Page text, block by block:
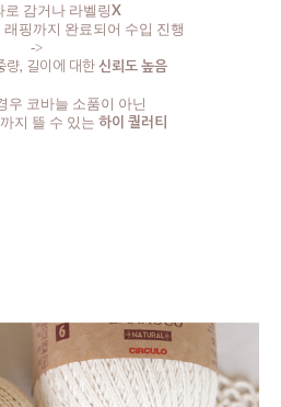
로 감거나 라벨링X
핑까지 완료되어 수입 진행
->
량, 길이에 대한신뢰도 높음
우 코바늘 소품이 아닌
까지 뜰 수 있는 하이 퀄러티